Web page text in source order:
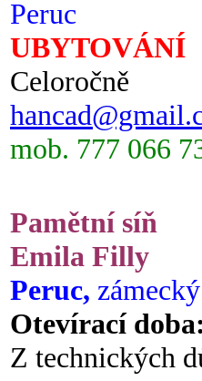
Peruc
UBYTOVÁNÍ
Celoročně
mob. 777 066
Pamětní síň
Emila Filly
Peruc,
Otevírací doba:
Z technických